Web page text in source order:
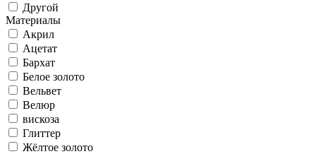
Другой
Материалы
Акрил
Ацетат
Бархат
Белое золото
Вельвет
Велюр
вискоза
Глиттер
Жёлтое золото